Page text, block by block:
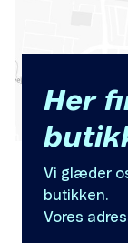
Her
Vi glæder
butikken.
Vores